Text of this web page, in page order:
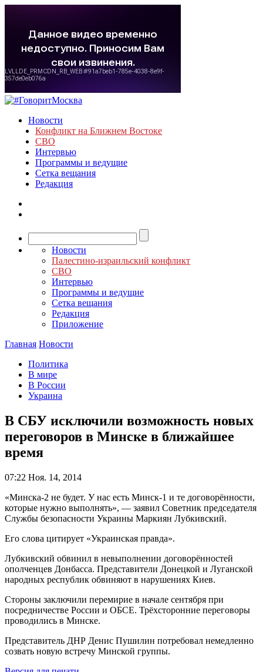
Новости
Конфликт на Ближнем Востоке
СВО
Интервью
Программы и ведущие
Сетка вещания
Редакция
Новости
Палестино-израильский конфликт
СВО
Интервью
Программы и ведущие
Сетка вещания
Редакция
Приложение
Главная Новости
Политика
В мире
В России
Украина
В СБУ исключили возможность новых
переговоров в Минске в ближайшее
время
07:22 Ноя. 14, 2014
«Минска-2 не будет. У нас есть Минск-1 и те договорённости,
которые нужно выполнять», — заявил Советник председателя
Службы безопасности Украины Маркиян Лубкивский.
Его слова цитирует «Украинская правда».
Лубкивский обвинил в невыполнении договорённостей
ополченцев Донбасса. Представители Донецкой и Луганской
народных республик обвиняют в нарушениях Киев.
Стороны заключили перемирие в начале сентября при
посредничестве России и ОБСЕ. Трёхсторонние переговоры
проводились в Минске.
Представитель ДНР Денис Пушилин потребовал немедленно
созвать новую встречу Минской группы.